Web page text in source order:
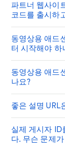
파트너 웹사이
코드를 출시하
동영상용 애드
터 시작해야 하
동영상용 애드
나요?
좋은 설명 URL
실제 게시자 ID
다. 무슨 문제